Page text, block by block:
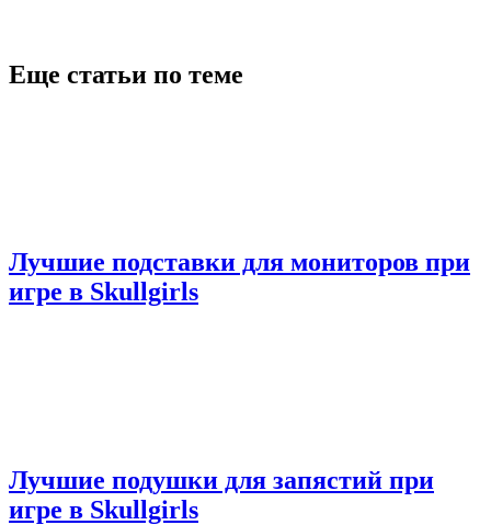
Еще статьи по теме
Лучшие подставки для мониторов при
игре в Skullgirls
Лучшие подушки для запястий при
игре в Skullgirls